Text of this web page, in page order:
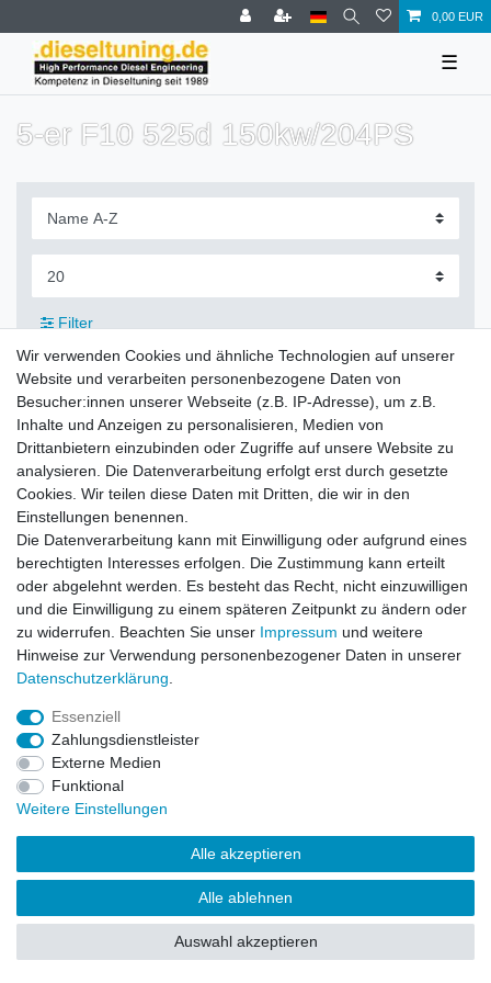
0,00 EUR
☰
5-er F10 525d 150kw/204PS
Filter
Zahlung und Versand
Daten­schutz­erklärung
Barrierefreiheitserklärung Widerrufs­recht
Vertrag widerrufen
© Copyright 2026 | Alle Rechte vorbehalten.
Wir verwenden Cookies und ähnliche Technologien auf unserer
Website und verarbeiten personenbezogene Daten von
Besucher:innen unserer Webseite (z.B. IP-Adresse), um z.B.
Inhalte und Anzeigen zu personalisieren, Medien von
Drittanbietern einzubinden oder Zugriffe auf unsere Website zu
analysieren. Die Datenverarbeitung erfolgt erst durch gesetzte
Cookies. Wir teilen diese Daten mit Dritten, die wir in den
Einstellungen benennen.
Die Datenverarbeitung kann mit Einwilligung oder aufgrund eines
berechtigten Interesses erfolgen. Die Zustimmung kann erteilt
oder abgelehnt werden. Es besteht das Recht, nicht einzuwilligen
und die Einwilligung zu einem späteren Zeitpunkt zu ändern oder
zu widerrufen. Beachten Sie unser Impressum und weitere
Hinweise zur Verwendung personenbezogener Daten in unserer
Daten­schutz­erklärung
Essenziell
Zahlungsdienstleister
Externe Medien
Funktional
Weitere Einstellungen
Alle akzeptieren
Alle ablehnen
Auswahl akzeptieren